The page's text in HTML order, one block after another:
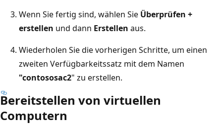
Wenn Sie fertig sind, wählen Sie Überprüfen +
erstellen und dann Erstellen aus.
Wiederholen Sie die vorherigen Schritte, um einen
zweiten Verfügbarkeitssatz mit dem Namen
"contososac2" zu erstellen.
Bereitstellen von virtuellen
Computern